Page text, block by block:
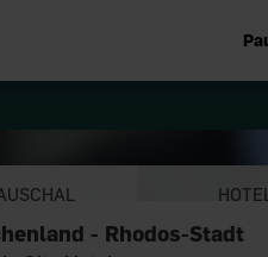
HOTEL
- Rhodos-Stadt